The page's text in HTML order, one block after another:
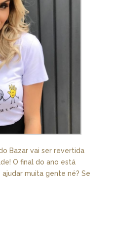
Bazar vai ser revertida
O final do ano está
muita gente né? Se